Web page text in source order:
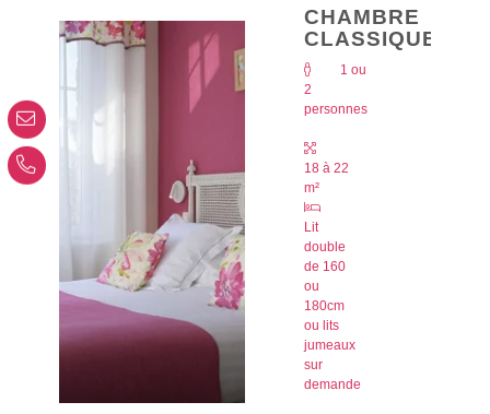
hotel@laramade.fr
+33 2 33 58 27 40
CHAMBRE
CLASSIQUE
1 ou
2
personnes
18 à 22
m²
Lit
double
de 160
ou
180cm
ou lits
jumeaux
sur
demande
RESTAURATION
SÉMINAIRES
OFFRES & CADEAUX
ACTUALITÉS
CONTACTS
GALERIE PHOTOS
La Ramade
2 rue de la Côte
Message
VALIDER